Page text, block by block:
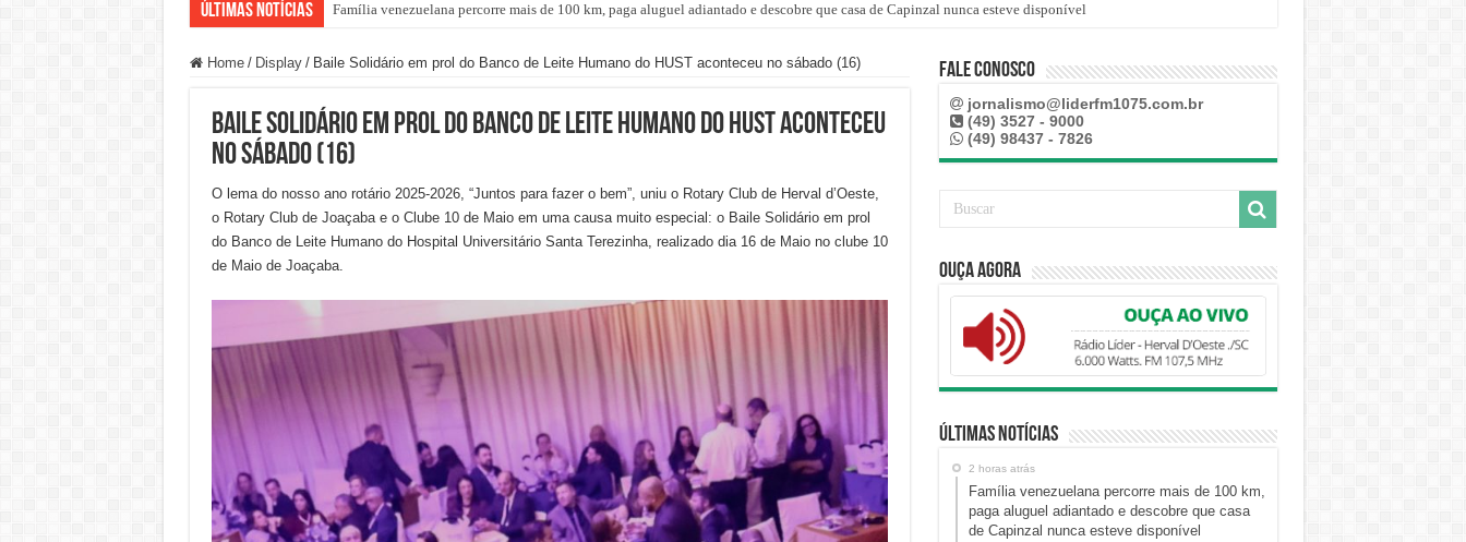
Últimas Notícias Centro de ciclone fica sobre o oceano e não atinge diretamente SC, informa Defesa Civil
Home / Display / Baile Solidário em prol do Banco de Leite Humano do HUST aconteceu no sábado (16)
Baile Solidário em prol do Banco de Leite Humano do HUST aconteceu
no sábado (16)
O lema do nosso ano rotário 2025-2026, “Juntos para fazer o bem”, uniu o Rotary Club de Herval d’Oeste,
o Rotary Club de Joaçaba e o Clube 10 de Maio em uma causa muito especial: o Baile Solidário em prol
do Banco de Leite Humano do Hospital Universitário Santa Terezinha, realizado dia 16 de Maio no clube 10
de Maio de Joaçaba.
Fale Conosco
jornalismo@liderfm1075.com.br
(49) 3527 - 9000
(49) 98437 - 7826
Ouça Agora
Últimas Notícias
2 horas atrás
Família venezuelana percorre mais de 100 km,
paga aluguel adiantado e descobre que casa
de Capinzal nunca esteve disponível